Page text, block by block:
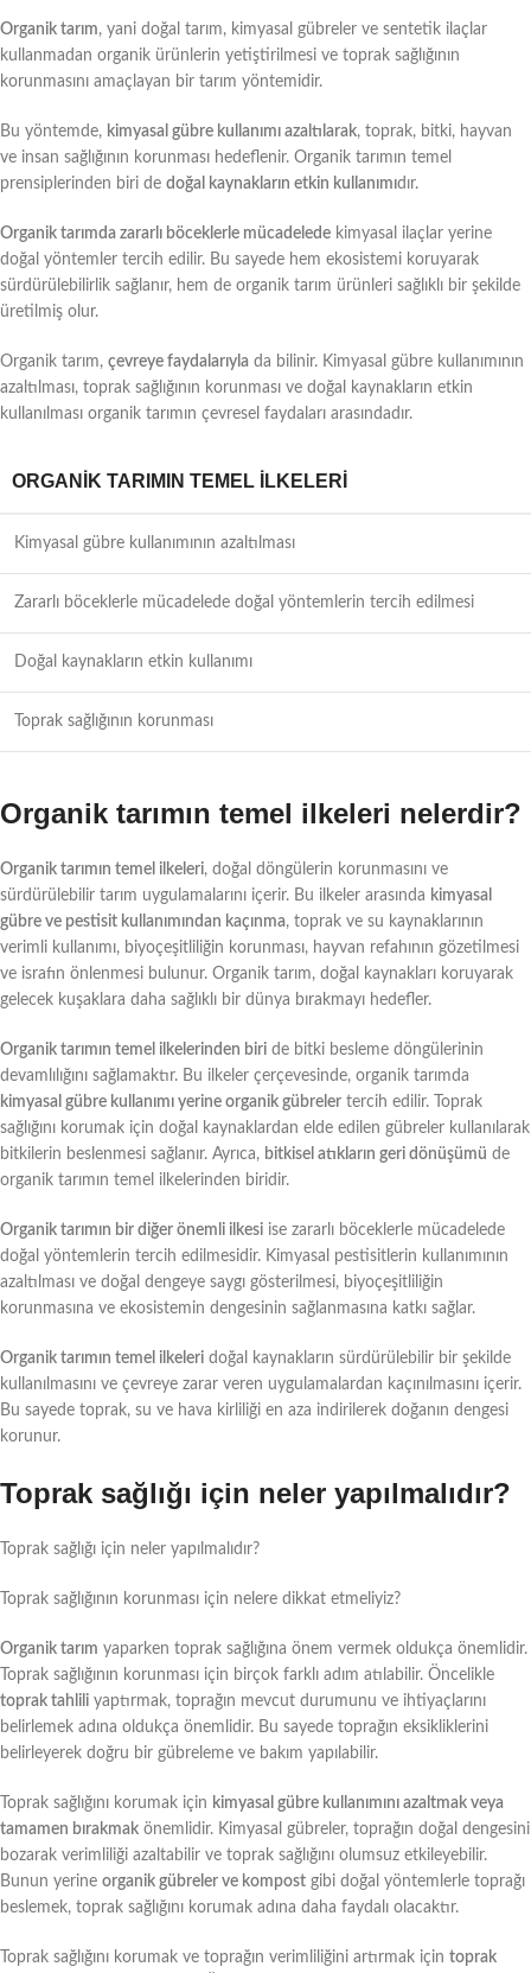
Organik tarım, yani doğal tarım, kimyasal gübreler ve sentetik ilaçlar
kullanmadan organik ürünlerin yetiştirilmesi ve toprak sağlığının
korunmasını amaçlayan bir tarım yöntemidir.
Bu yöntemde, kimyasal gübre kullanımı azaltılarak, toprak, bitki, hayvan
ve insan sağlığının korunması hedeflenir. Organik tarımın temel
prensiplerinden biri de doğal kaynakların etkin kullanımıdır.
Organik tarımda zararlı böceklerle mücadelede kimyasal ilaçlar yerine
doğal yöntemler tercih edilir. Bu sayede hem ekosistemi koruyarak
sürdürülebilirlik sağlanır, hem de organik tarım ürünleri sağlıklı bir şekilde
üretilmiş olur.
Organik tarım, çevreye faydalarıyla da bilinir. Kimyasal gübre kullanımının
azaltılması, toprak sağlığının korunması ve doğal kaynakların etkin
kullanılması organik tarımın çevresel faydaları arasındadır.
ORGANIK TARIMIN TEMEL İLKELERI
Kimyasal gübre kullanımının azaltılması
Zararlı böceklerle mücadelede doğal yöntemlerin tercih edilmesi
Doğal kaynakların etkin kullanımı
Toprak sağlığının korunması
Organik tarımın temel ilkeleri nelerdir?
Organik tarımın temel ilkeleri, doğal döngülerin korunmasını ve
sürdürülebilir tarım uygulamalarını içerir. Bu ilkeler arasında kimyasal
gübre ve pestisit kullanımından kaçınma, toprak ve su kaynaklarının
verimli kullanımı, biyoçeşitliliğin korunması, hayvan refahının gözetilmesi
ve israfın önlenmesi bulunur. Organik tarım, doğal kaynakları koruyarak
gelecek kuşaklara daha sağlıklı bir dünya bırakmayı hedefler.
Organik tarımın temel ilkelerinden biri de bitki besleme döngülerinin
devamlılığını sağlamaktır. Bu ilkeler çerçevesinde, organik tarımda
kimyasal gübre kullanımı yerine organik gübreler tercih edilir. Toprak
sağlığını korumak için doğal kaynaklardan elde edilen gübreler kullanılarak
bitkilerin beslenmesi sağlanır. Ayrıca, bitkisel atıkların geri dönüşümü de
organik tarımın temel ilkelerinden biridir.
Organik tarımın bir diğer önemli ilkesi ise zararlı böceklerle mücadelede
doğal yöntemlerin tercih edilmesidir. Kimyasal pestisitlerin kullanımının
azaltılması ve doğal dengeye saygı gösterilmesi, biyoçeşitliliğin
korunmasına ve ekosistemin dengesinin sağlanmasına katkı sağlar.
Organik tarımın temel ilkeleri doğal kaynakların sürdürülebilir bir şekilde
kullanılmasını ve çevreye zarar veren uygulamalardan kaçınılmasını içerir.
Bu sayede toprak, su ve hava kirliliği en aza indirilerek doğanın dengesi
korunur.
Toprak sağlığı için neler yapılmalıdır?
Toprak sağlığı için neler yapılmalıdır?
Toprak sağlığının korunması için nelere dikkat etmeliyiz?
Organik tarım yaparken toprak sağlığına önem vermek oldukça önemlidir.
Toprak sağlığının korunması için birçok farklı adım atılabilir. Öncelikle
toprak tahlili yaptırmak, toprağın mevcut durumunu ve ihtiyaçlarını
belirlemek adına oldukça önemlidir. Bu sayede toprağın eksikliklerini
belirleyerek doğru bir gübreleme ve bakım yapılabilir.
Toprak sağlığını korumak için kimyasal gübre kullanımını azaltmak veya
tamamen bırakmak önemlidir. Kimyasal gübreler, toprağın doğal dengesini
bozarak verimliliği azaltabilir ve toprak sağlığını olumsuz etkileyebilir.
Bunun yerine organik gübreler ve kompost gibi doğal yöntemlerle toprağı
beslemek, toprak sağlığını korumak adına daha faydalı olacaktır.
Toprak sağlığını korumak ve toprağın verimliliğini artırmak için toprak